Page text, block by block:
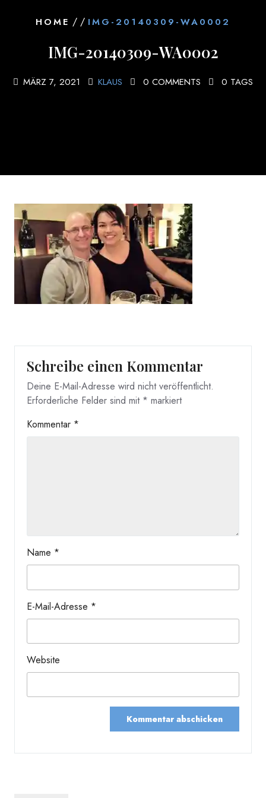
HOME / / IMG-20140309-WA0002
IMG-20140309-WA0002
MÄRZ 7, 2021 KLAUS 0 COMMENTS 0 TAGS
Schreibe einen Kommentar
Deine E-Mail-Adresse wird nicht veröffentlicht.
Erforderliche Felder sind mit * markiert
Kommentar *
Name *
E-Mail-Adresse *
Website